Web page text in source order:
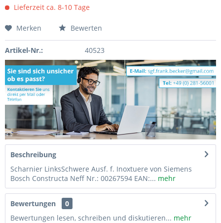
Lieferzeit ca. 8-10 Tage
Merken Bewerten
Artikel-Nr.: 40523
Beschreibung
Scharnier LinksSchwere Ausf. f. Inoxtuere von Siemens
Bosch Constructa Neff Nr.: 00267594 EAN:... mehr
Bewertungen
0
Bewertungen lesen, schreiben und diskutieren... mehr